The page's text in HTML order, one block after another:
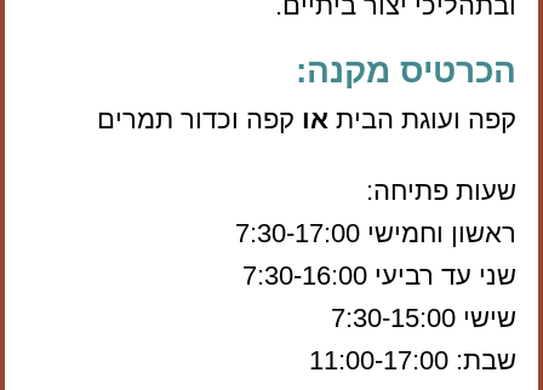
הכרטיס מקנה:
קפה ועוגת הבית או קפה וכדור תמרים
שעות פתיחה:
ראשון וחמישי 7:30-17:00
שני עד רביעי 7:30-16:00
שישי 7:30-15:00
שבת: 11:00-17:00